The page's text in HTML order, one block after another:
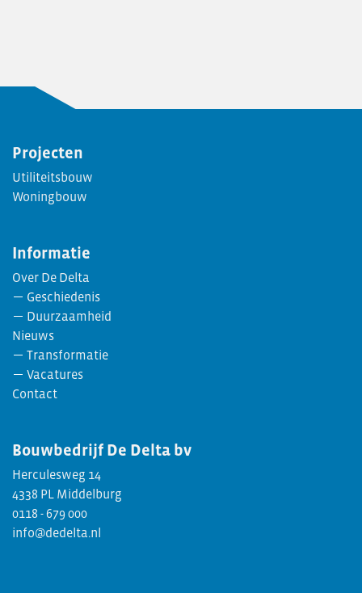
Projecten
Utiliteitsbouw
Woningbouw
Informatie
Over De Delta
Geschiedenis
Duurzaamheid
Nieuws
Transformatie
Vacatures
Contact
Bouwbedrijf De Delta bv
Herculesweg 14
4338 PL Middelburg
0118 - 679 000
info@dedelta.nl